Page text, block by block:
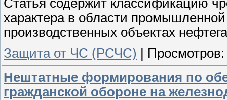
характера в области
производственных объектах
Защита от ЧС (РСЧС)
Просмотров:
Нештатные формирования по
гражданской обороне на